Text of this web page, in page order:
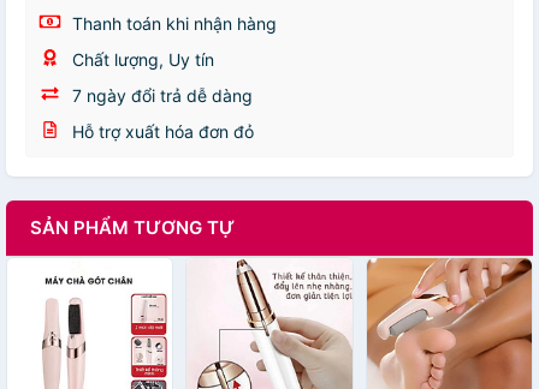
Thanh toán khi nhận hàng
Chất lượng, Uy tín
7 ngày đổi trả dễ dàng
Hỗ trợ xuất hóa đơn đỏ
SẢN PHẨM TƯƠNG TỰ